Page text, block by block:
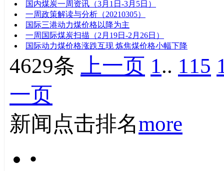
国内煤炭一周资讯（3月1日-3月5日）
一周政策解读与分析（20210305）
国际三港动力煤价格以降为主
一周国际煤炭扫描（2月19日-2月26日）
国际动力煤价格涨跌互现 炼焦煤价格小幅下降
4629条 上一页 1.. 115
一页
新闻点击排名more
•